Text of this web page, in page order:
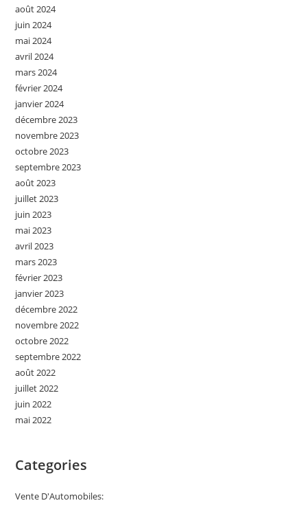
août 2024
juin 2024
mai 2024
avril 2024
mars 2024
février 2024
janvier 2024
décembre 2023
novembre 2023
octobre 2023
septembre 2023
août 2023
juillet 2023
juin 2023
mai 2023
avril 2023
mars 2023
février 2023
janvier 2023
décembre 2022
novembre 2022
octobre 2022
septembre 2022
août 2022
juillet 2022
juin 2022
mai 2022
Categories
Vente D'Automobiles: